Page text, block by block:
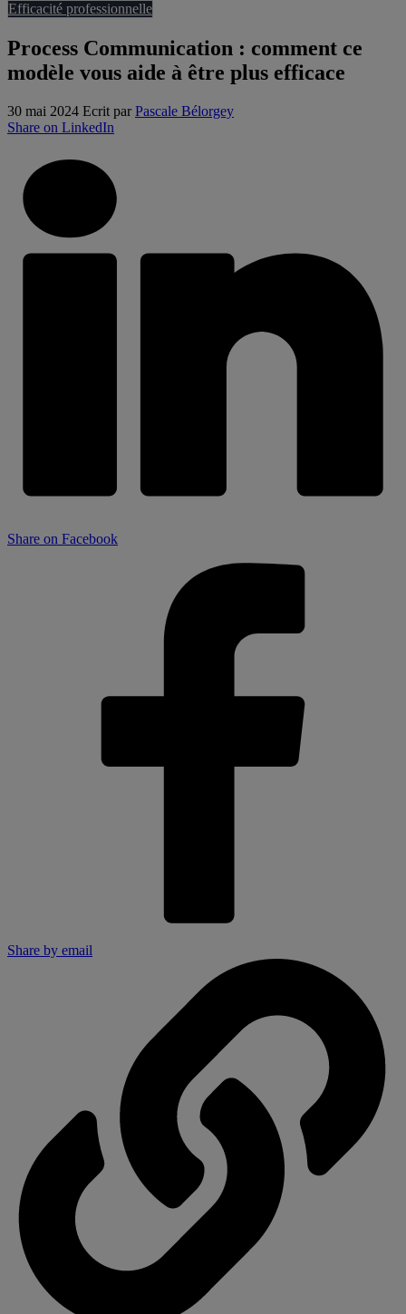
Efficacité professionnelle
Process Communication : comment ce
modèle vous aide à être plus efficace
30 mai 2024 Ecrit parPascale Bélorgey
Share on LinkedIn
Share on Facebook
Share by email